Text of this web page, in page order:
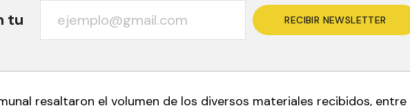
tu RECIBIR NEWSLETTER
resaltaron el volumen de los diversos materiales recibidos, entre